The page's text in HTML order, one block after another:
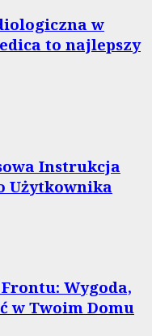
w
to najlepszy
Instrukcja
Użytkownika
Wygoda,
w Twoim Domu